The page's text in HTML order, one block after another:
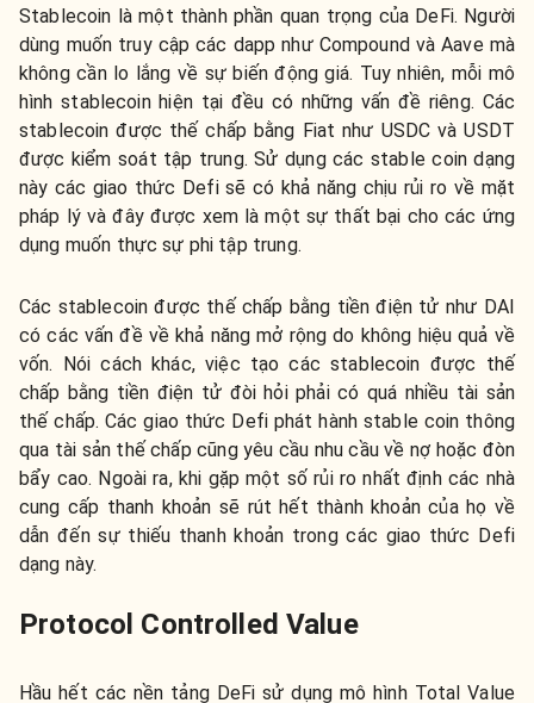
Stablecoin là một thành phần quan trọng của DeFi. Người
dùng muốn truy cập các dapp như Compound và Aave mà
không cần lo lắng về sự biến động giá. Tuy nhiên, mỗi mô
hình stablecoin hiện tại đều có những vấn đề riêng. Các
stablecoin được thế chấp bằng Fiat như USDC và USDT
được kiểm soát tập trung. Sử dụng các stable coin dạng
này các giao thức Defi sẽ có khả năng chịu rủi ro về mặt
pháp lý và đây được xem là một sự thất bại cho các ứng
dụng muốn thực sự phi tập trung.
Các stablecoin được thế chấp bằng tiền điện tử như DAI
có các vấn đề về khả năng mở rộng do không hiệu quả về
vốn. Nói cách khác, việc tạo các stablecoin được thế
chấp bằng tiền điện tử đòi hỏi phải có quá nhiều tài sản
thế chấp. Các giao thức Defi phát hành stable coin thông
qua tài sản thế chấp cũng yêu cầu nhu cầu về nợ hoặc đòn
bẩy cao. Ngoài ra, khi gặp một số rủi ro nhất định các nhà
cung cấp thanh khoản sẽ rút hết thành khoản của họ về
dẫn đến sự thiếu thanh khoản trong các giao thức Defi
dạng này.
Protocol Controlled Value
Hầu hết các nền tảng DeFi sử dụng mô hình Total Value